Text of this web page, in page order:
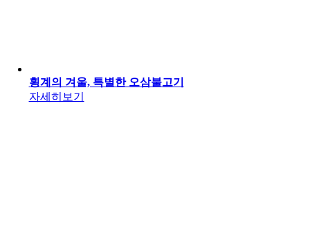
횡계의 겨울, 특별한 오삼불고기
자세히보기